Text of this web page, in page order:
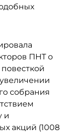
ПНТ о
собрания
и
акций (1008